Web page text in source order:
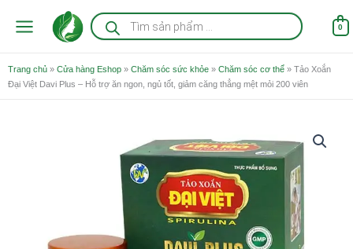
Tìm
kiếm
sản
0
Trang chủ » Cửa hàng Eshop » Chăm sóc sức khỏe » Chăm sóc cơ thể » Tảo Xoắn
Đại Việt Davi Plus – Hỗ trợ ăn ngon, ngủ tốt, giảm căng thẳng mệt mỏi 200 viên